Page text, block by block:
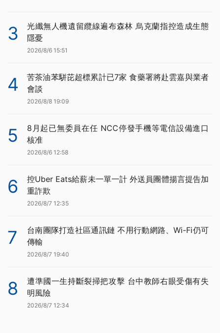
3
光纖無人機遺留纜線遍布森林 烏克蘭指控造成生態
隱憂
2026/8/6 15:51
4
苦茶油苯駢芘超標累計已7家 食藥署將赴雲嘉與業者
會談
2026/8/8 19:09
5
8月起已無委員在任 NCC停發手機等電信設備進口
核准
2026/8/6 12:58
6
控Uber Eats給薪未一單一計 外送員團體揚言提告加
重詐欺
2026/8/7 12:35
7
台南團隊打造社區通訊鏈 不用行動網路、Wi-Fi仍可
傳輸
2026/8/7 19:40
8
遭準國一生持斷裂掃把攻擊 台中教師右眼受傷有失
明風險
2026/8/7 12:34